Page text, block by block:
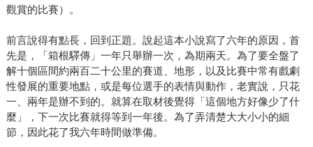
觀賞的比賽）。
前言說得有點長，回到正題。說起這本小說寫了六年的原因，首
先是，「箱根驛傳」一年只舉辦一次，為期兩天。為了要全盤了
解十個區間約兩百二十公里的賽道、地形，以及比賽中常有戲劇
性發展的重要地點，或是每位選手的表情與動作，老實說，只花
一、兩年是辦不到的。就算在取材後覺得「這個地方好像少了什
麼」，下一次比賽就得等到一年後。為了弄清楚大大小小的細
節，因此花了我六年時間做準備。